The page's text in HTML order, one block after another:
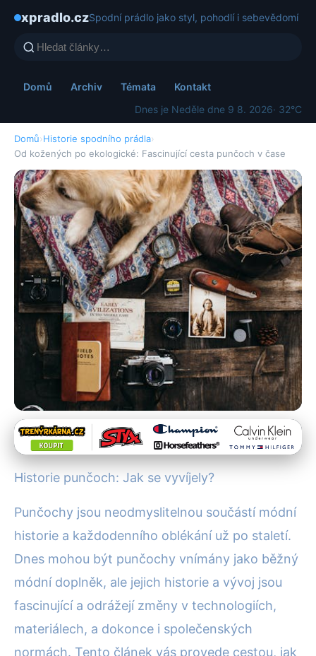
xpradlo.czSpodní prádlo jako styl, pohodlí i sebevědomí
Domů Archiv Témata
Kontakt
Dnes je Neděle dne 9 8. 2026· 32°C
Domů›Historie spodního prádla›
Od kožených po ekologické: Fascinující cesta punčoch v čase
Historie spodního prádla
Od kožených po ekologické:
čase
Historie punčoch: Jak se vyvíjely?
Punčochy jsou neodmyslitelnou součástí módní
historie a každodenního oblékání už po staletí.
Dnes mohou být punčochy vnímány jako běžný
módní doplněk, ale jejich historie a vývoj jsou
fascinující a odrážejí změny v technologiích,
materiálech, a dokonce i společenských
normách. Tento článek vás provede cestou, jak